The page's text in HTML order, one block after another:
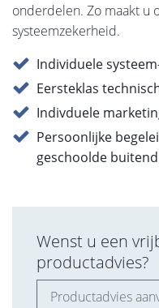
onderdelen. Zo maakt u
systeemzekerheid.
Individuele
Eersteklas
Indivduele
Persoonlijke
geschoolde
Wenst u een
productadvies?
Productadvies